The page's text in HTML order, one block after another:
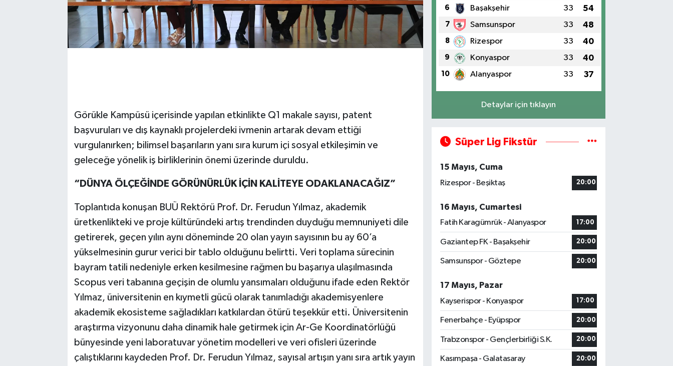
Görükle Kampüsü içerisinde yapılan etkinlikte Q1 makale sayısı, patent
başvuruları ve dış kaynaklı projelerdeki ivmenin artarak devam ettiği
vurgulanırken; bilimsel başarıların yanı sıra kurum içi sosyal etkileşimin ve
geleceğe yönelik iş birliklerinin önemi üzerinde duruldu.
“DÜNYA ÖLÇEĞİNDE GÖRÜNÜRLÜK İÇİN KALİTEYE ODAKLANACAĞIZ”
Toplantıda konuşan BUÜ Rektörü Prof. Dr. Ferudun Yılmaz, akademik
üretkenlikteki ve proje kültüründeki artış trendinden duyduğu memnuniyeti dile
getirerek, geçen yılın aynı döneminde 20 olan yayın sayısının bu ay 60’a
yükselmesinin gurur verici bir tablo olduğunu belirtti. Veri toplama sürecinin
bayram tatili nedeniyle erken kesilmesine rağmen bu başarıya ulaşılmasında
Scopus veri tabanına geçişin de olumlu yansımaları olduğunu ifade eden Rektör
Yılmaz, üniversitenin en kıymetli gücü olarak tanımladığı akademisyenlere
akademik ekosisteme sağladıkları katkılardan ötürü teşekkür etti. Üniversitenin
araştırma vizyonunu daha dinamik hale getirmek için Ar-Ge Koordinatörlüğü
bünyesinde yeni laboratuvar yönetim modelleri ve veri ofisleri üzerinde
çalıştıklarını kaydeden Prof. Dr. Ferudun Yılmaz, sayısal artışın yanı sıra artık yayın
6 Başakşehir 33 54
7 Samsunspor 33 48
8 Rizespor 33 40
9 Konyaspor 33 40
10 Alanyaspor 33 37
Detaylar için tıklayın
Süper Lig Fikstür
15 Mayıs, Cuma
Rizespor - Beşiktaş
20:00
16 Mayıs, Cumartesi
Fatih Karagümrük - Alanyaspor
17:00
Gaziantep FK - Başakşehir 20:00
Samsunspor - Göztepe 20:00
17 Mayıs, Pazar
Kayserispor - Konyaspor
17:00
Fenerbahçe - Eyüpspor 20:00
Trabzonspor - Gençlerbirliği S.K. 20:00
Kasımpaşa - Galatasaray 20:00